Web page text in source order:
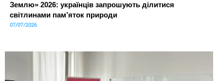
Землю» 2026: українців запрошують ділитися
світлинами пам’яток природи
07/07/2026